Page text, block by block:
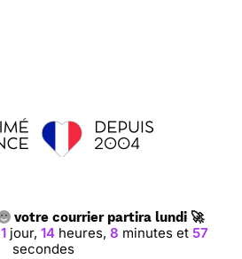
votre courrier partira lundi 🚀
1jour, 14heures, 8 minutes et 56
secondes